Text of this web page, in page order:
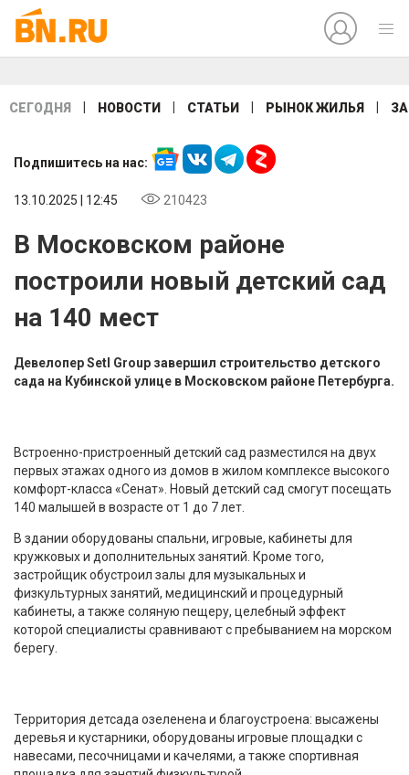
СЕГОДНЯ НОВОСТИ СТАТЬИ РЫНОК ЖИЛЬЯ
Подпишитесь на нас:
13.10.2025 | 12:45 210423
В Московском районе
построили новый детский сад
на 140 мест
Девелопер Setl Group завершил строительство детского
сада на Кубинской улице в Московском районе Петербурга.
Встроенно-пристроенный детский сад разместился на двух
первых этажах одного из домов в жилом комплексе высокого
комфорт-класса «Сенат». Новый детский сад смогут посещать
140 малышей в возрасте от 1 до 7 лет.
В здании оборудованы спальни, игровые, кабинеты для
кружковых и дополнительных занятий. Кроме того,
застройщик обустроил залы для музыкальных и
физкультурных занятий, медицинский и процедурный
кабинеты, а также соляную пещеру, целебный эффект
которой специалисты сравнивают с пребыванием на морском
берегу.
Территория детсада озеленена и благоустроена: высажены
деревья и кустарники, оборудованы игровые площадки с
навесами, песочницами и качелями, а также спортивная